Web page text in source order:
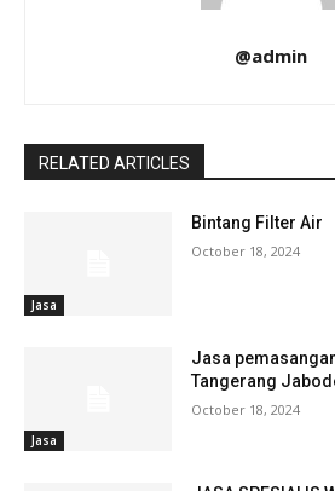
@admin
RELATED ARTICLES
Jasa
Bintang Filter Air
October 18, 2024
Jasa
Jasa
Tangerang
October 18, 2024